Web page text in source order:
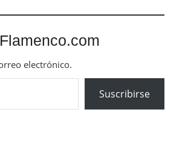
electrónico.
Suscribirse